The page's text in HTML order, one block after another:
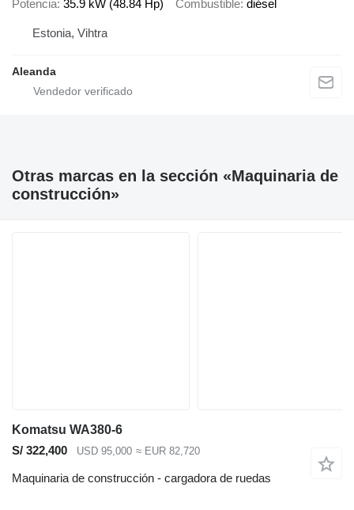
Potencia 35.9 kW (48.84 Hp) Combustible diésel
Estonia, Vihtra
Aleanda
Otras marcas en la sección «Maquinaria de
construcción»
Komatsu WA380-6
S/ 322,400
USD 95,000 ≈ EUR 82,720
Maquinaria de construcción - cargadora de ruedas